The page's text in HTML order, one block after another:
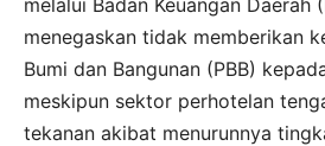
menegaskan tidak memberikan
Bumi dan Bangunan (PBB)
meskipun sektor perhotelan
tekanan akibat menurunnya